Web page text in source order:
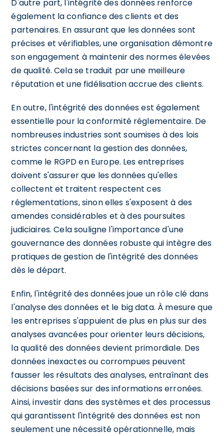
D'autre part, l'intégrité des données renforce
également la confiance des clients et des
partenaires. En assurant que les données sont
précises et vérifiables, une organisation démontre
son engagement à maintenir des normes élevées
de qualité. Cela se traduit par une meilleure
réputation et une fidélisation accrue des clients.
En outre, l'intégrité des données est également
essentielle pour la conformité réglementaire. De
nombreuses industries sont soumises à des lois
strictes concernant la gestion des données,
comme le RGPD en Europe. Les entreprises
doivent s'assurer que les données qu'elles
collectent et traitent respectent ces
réglementations, sinon elles s'exposent à des
amendes considérables et à des poursuites
judiciaires. Cela souligne l'importance d'une
gouvernance des données robuste qui intègre des
pratiques de gestion de l'intégrité des données
dès le départ.
Enfin, l'intégrité des données joue un rôle clé dans
l'analyse des données et le big data. À mesure que
les entreprises s'appuient de plus en plus sur des
analyses avancées pour orienter leurs décisions,
la qualité des données devient primordiale. Des
données inexactes ou corrompues peuvent
fausser les résultats des analyses, entraînant des
décisions basées sur des informations erronées.
Ainsi, investir dans des systèmes et des processus
qui garantissent l'intégrité des données est non
seulement une nécessité opérationnelle, mais